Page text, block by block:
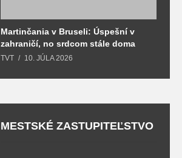
Martinčania v Bruseli: Úspešní v
zahraničí, no srdcom stále doma
TVT 10. JÚLA 2026
MESTSKÉ ZASTUPITEĽSTVO